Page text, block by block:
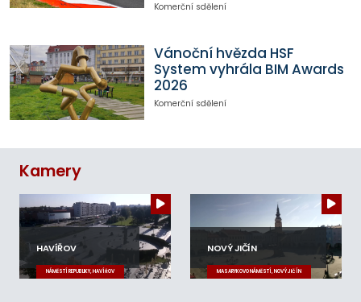
Komerční sdělení
Vánoční hvězda HSF
System vyhrála BIM Awards
2026
Komerční sdělení
Kamery
HAVÍŘOV
NÁMĚSTÍ REPUBLIKY, HAVÍŘOV
NOVÝ JIČÍN
MASARYKOVO NÁMĚSTÍ, NOVÝ JIČÍN